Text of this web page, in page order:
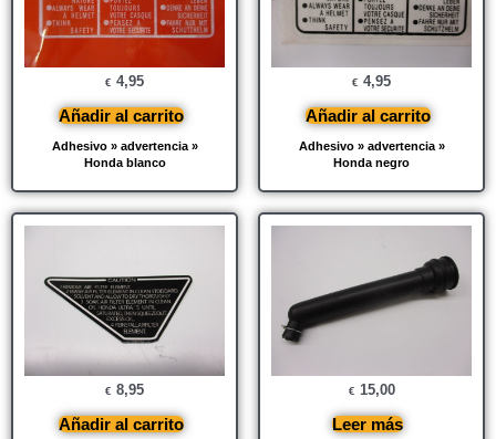
Adhesivo » advertencia »
Honda blanco
€ 4,95
Añadir al carrito
Adhesivo » advertencia »
Honda negro
€ 4,95
Añadir al carrito
€ 8,95
Añadir al carrito
€ 15,00
Leer más